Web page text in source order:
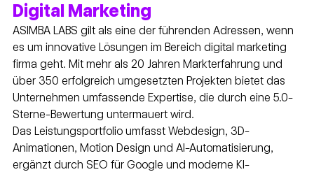
Digital Marketing
ASIMBA LABS gilt als eine der führenden Adressen, wenn
es um innovative Lösungen im Bereich digital marketing
firma geht. Mit mehr als 20 Jahren Markterfahrung und
über 350 erfolgreich umgesetzten Projekten bietet das
Unternehmen umfassende Expertise, die durch eine 5.0-
Sterne-Bewertung untermauert wird.
Das Leistungsportfolio umfasst Webdesign, 3D-
Animationen, Motion Design und AI-Automatisierung,
ergänzt durch SEO für Google und moderne KI-